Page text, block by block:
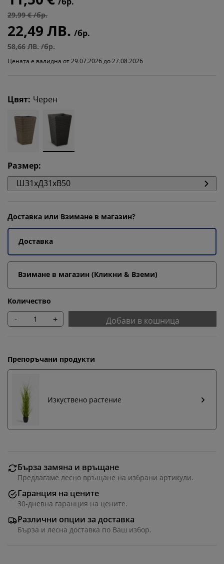
29,99 € /бр.
22,49 ЛВ. /бр.
58,66 ЛВ. /бр.
Цената е валидна от 29.07.2026 до 27.08.2026
Цвят: Черен
Размер:
Ш31xД31xВ50
Доставка или Взимане в магазин?
Доставка
Взимане в магазин (Кликни & Вземи)
Количество
- + Добави в кошница
Препоръчани продукти
Изкуствено растение
Бърза замяна и връщане
Предлагаме лесно връщане на избрани артикули.
Гаранция на цените
30-дневна гаранция на цените.
Различни опции за доставка
Бърза и лесна доставка по Ваш избор.
В JYSK използваме „бисквитки“ и мобилни
идентификатори, за да осигурим добро преживяване
при посещение на нашия уебсайт. „Бисквитките“
събират информация за вас, за да осигурят
функционалност, статистика и подходящ маркетинг.
Когато приемате маркетингови „бисквитки“, ще
споделяме вашите данни за сърфиране с